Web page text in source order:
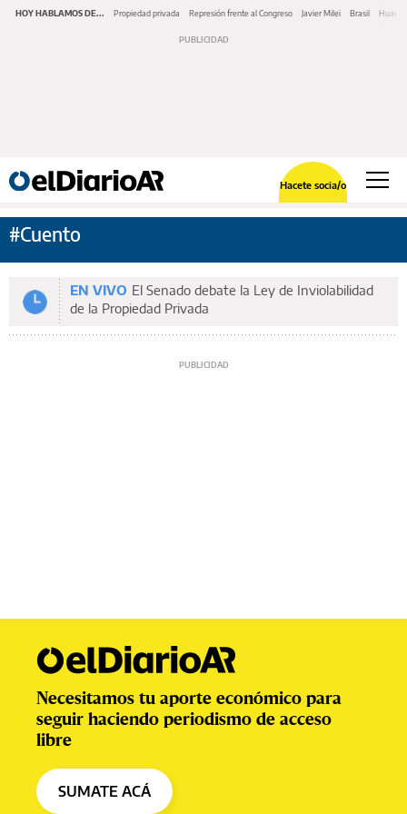
HOY HABLAMOS DE... Propiedad privada Represión frente al Congreso Javier Milei Brasil Huawei
Hacete socia/o
#Cuento
EN VIVO El Senado debate la Ley de Inviolabilidad
de la Propiedad Privada
Necesitamos tu aporte económico para
seguir haciendo periodismo de acceso
libre
SUMATE ACÁ